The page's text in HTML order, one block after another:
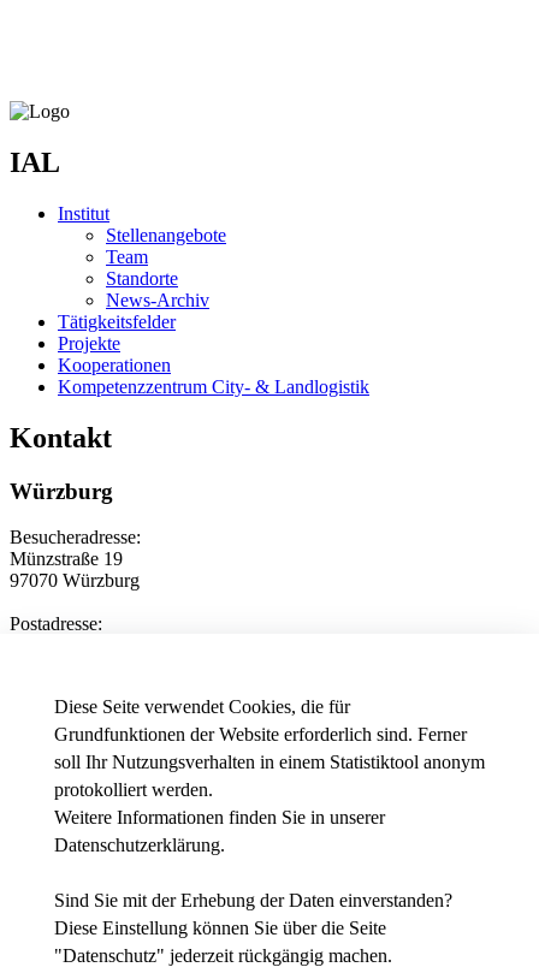
Diese Seite verwendet Cookies, die für
Grundfunktionen der Website erforderlich sind. Ferner
soll Ihr Nutzungsverhalten in einem Statistiktool anonym
protokolliert werden.
Weitere Informationen finden Sie in unserer
Datenschutzerklärung.
Sind Sie mit der Erhebung der Daten einverstanden?
Diese Einstellung können Sie über die Seite
"Datenschutz" jederzeit rückgängig machen.
IAL
Institut
Stellenangebote
Team
Standorte
News-Archiv
Tätigkeitsfelder
Projekte
Kooperationen
Kompetenzzentrum City- & Landlogistik
Kontakt
Würzburg
Besucheradresse:
Münzstraße 19
97070 Würzburg
Postadresse:
Telefon+49 931 3511-6350
E-Mailial[at]thws.de
| Wegbeschreibung
News - Presse
Stellenausschreibungen der THWS
Facebook
YouTube